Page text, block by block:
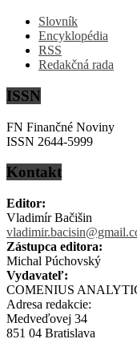
Slovník
Encyklopédia
RSS
Redakčná rada
ISSN
FN Finančné Noviny
ISSN 2644-5999
Kontakt
Editor:
Vladimír Bačišin
Zástupca editora:
Michal Púchovský
Vydavateľ:
COMENIUS
Adresa redakcie:
Medveďovej 34
851 04 Bratislava